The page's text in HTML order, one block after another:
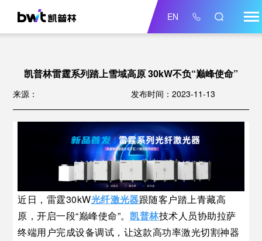
EN
凯普林雷霆系列踏上雪域高原 30kW不负“巅峰使命”
来源： 发布时间：2023-11-13
近日，雷霆30kW光纤激光器跟随客户踏上青藏高
原，开启一段“巅峰使命”。 凯普林技术人员协助拉萨
终端用户完成设备调试，让这款高功率激光切割神器